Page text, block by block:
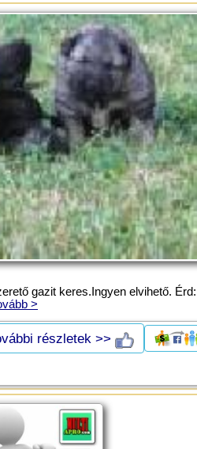
gazit keres.Ingyen elvihető. Érd:
>
részletek >>